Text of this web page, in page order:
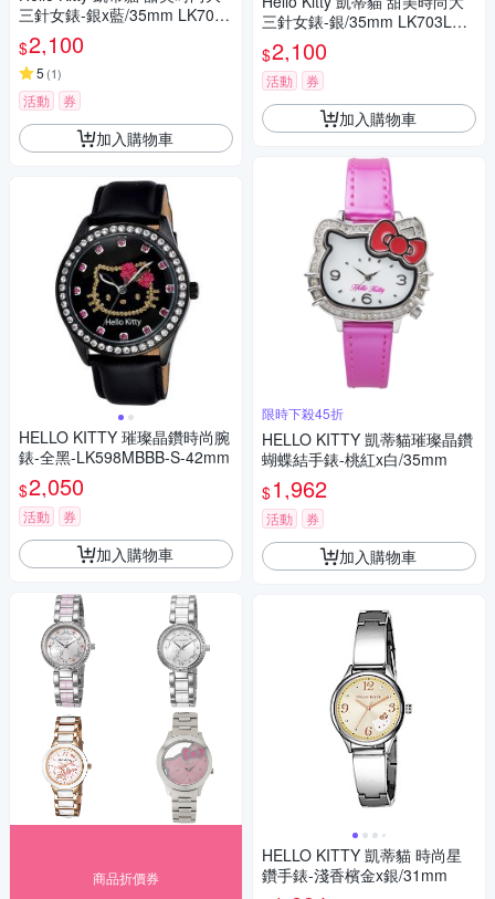
三針女錶-銀x藍/35mm LK703L
WNA 七夕寵愛季 送禮推薦
$2,100
5 (1)
活動 券
加入購物車
HELLO KITTY 璀璨晶鑽時尚腕
錶-全黑-LK598MBBB-S-42mm
$2,050
活動 券
加入購物車
商品折價券
三針女錶-銀/35mm LK703LWK
A 七夕寵愛季 送禮推薦
$2,100
活動 券
加入購物車
限時下殺45折
HELLO KITTY 凱蒂貓璀璨晶鑽
蝴蝶結手錶-桃紅x白/35mm
$1,962
活動 券
加入購物車
HELLO KITTY 凱蒂貓 時尚星
鑽手錶-淺香檳金x銀/31mm